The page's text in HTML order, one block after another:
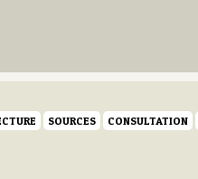
SOURCES CONSULTATION